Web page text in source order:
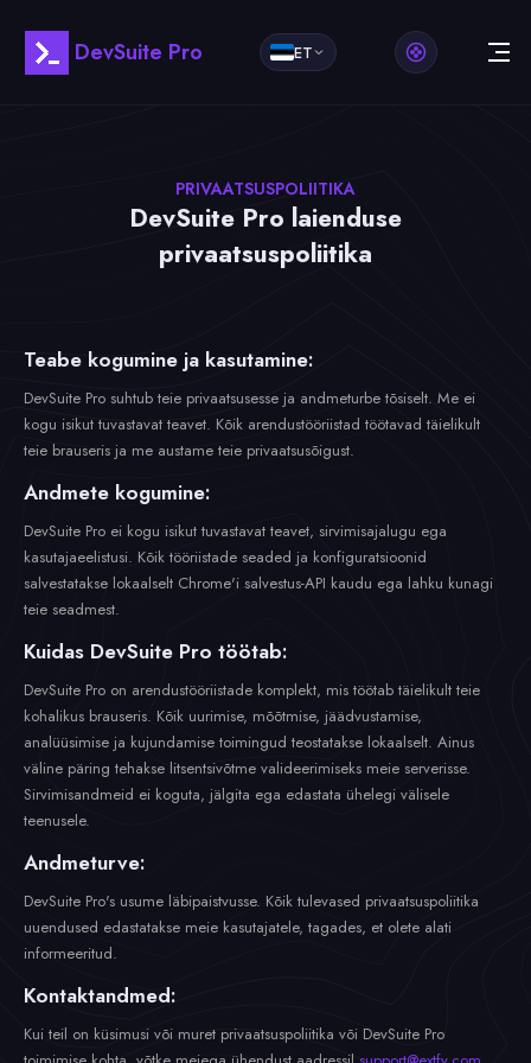
DevSuite Pro ET
PRIVAATSUSPOLIITIKA
DevSuite Pro laienduse
privaatsuspoliitika
Teabe kogumine ja kasutamine:
DevSuite Pro suhtub teie privaatsusesse ja andmeturbe tõsiselt. Me ei
kogu isikut tuvastavat teavet. Kõik arendustööriistad töötavad täielikult
teie brauseris ja me austame teie privaatsusõigust.
Andmete kogumine:
DevSuite Pro ei kogu isikut tuvastavat teavet, sirvimisajalugu ega
kasutajaeelistusi. Kõik tööriistade seaded ja konfiguratsioonid
salvestatakse lokaalselt Chrome'i salvestus-API kaudu ega lahku kunagi
teie seadmest.
Kuidas DevSuite Pro töötab:
DevSuite Pro on arendustööriistade komplekt, mis töötab täielikult teie
kohalikus brauseris. Kõik uurimise, mõõtmise, jäädvustamise,
analüüsimise ja kujundamise toimingud teostatakse lokaalselt. Ainus
väline päring tehakse litsentsivõtme valideerimiseks meie serverisse.
Sirvimisandmeid ei koguta, jälgita ega edastata ühelegi välisele
teenusele.
Andmeturve:
DevSuite Pro's usume läbipaistvusse. Kõik tulevased privaatsuspoliitika
uuendused edastatakse meie kasutajatele, tagades, et olete alati
informeeritud.
Kontaktandmed:
Kui teil on küsimusi või muret privaatsuspoliitika või DevSuite Pro